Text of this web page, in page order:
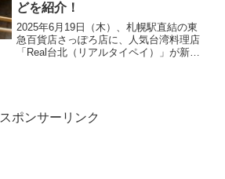
どを紹介！
2025年6月19日（木）、札幌駅直結の東
急百貨店さっぽろ店に、人気台湾料理店
「Real台北（リアルタイペイ）」が新店
スポンサーリンク